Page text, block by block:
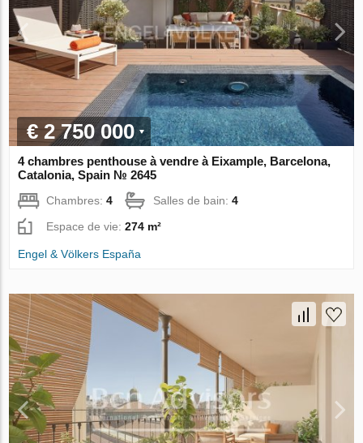
€ 2 750 000
4 chambres penthouse à vendre à Eixample, Barcelona,
Catalonia, Spain № 2645
Chambres:4 Salles de bain:4
Espace de vie:274 m²
Engel & Völkers España